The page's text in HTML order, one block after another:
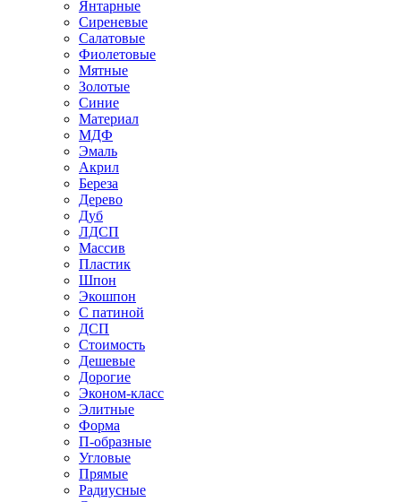
Янтарные
Сиреневые
Салатовые
Фиолетовые
Мятные
Золотые
Синие
Материал
МДФ
Эмаль
Акрил
Береза
Дерево
Дуб
ЛДСП
Массив
Пластик
Шпон
Экошпон
С патиной
ДСП
Стоимость
Дешевые
Дорогие
Эконом-класс
Элитные
Форма
П-образные
Угловые
Прямые
Радиусные